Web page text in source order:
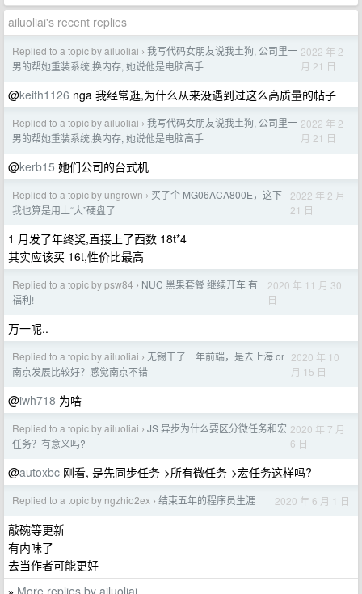
ailuoliai's recent replies
Replied to a topic by ailuoliai › 我写代码女朋友说我土狗, 公司里一
男的帮她重装系统,换内存, 她说他是电脑高手
2022 年 2
月 21 日
@keith1126 nga 我经常逛,为什么从来没遇到过这么高质量的帖子
Replied to a topic by ailuoliai › 我写代码女朋友说我土狗, 公司里一
男的帮她重装系统,换内存, 她说他是电脑高手
2022 年 2
月 21 日
@kerb15 她们公司的台式机
Replied to a topic by ungrown › 买了个 MG06ACA800E，这下
我也算是用上“大”硬盘了
2022 年 2 月
21 日
1 月发了年终奖,直接上了西数 18t*4
其实应该买 16t,性价比最高
Replied to a topic by psw84 › NUC 黑果套餐 继续开车 有
福利!
2020 年 11 月 30
日
万一呢..
Replied to a topic by ailuoliai › 无锡干了一年前端，是去上海 or
南京发展比较好？感觉南京不错
2020 年 10
月 15 日
@iwh718 为啥
Replied to a topic by ailuoliai › JS 异步为什么要区分微任务和宏
任务？有意义吗?
2020 年 7 月
6 日
@autoxbc 刚看, 是先同步任务->所有微任务->宏任务这样吗?
Replied to a topic by ngzhio2ex › 结束五年的程序员生涯 2020 年 6 月 1 日
敲碗等更新
有内味了
去当作者可能更好
More replies by ailuoliai